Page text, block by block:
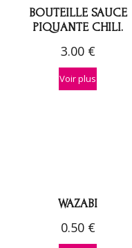
BOUTEILLE SAUCE
PIQUANTE CHILI.
3.00 €
Voir plus
WAZABI
0.50 €